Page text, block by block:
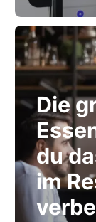
Die
du
im